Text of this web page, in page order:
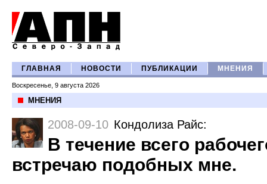
ГЛАВНАЯ НОВОСТИ ПУБЛИКАЦИИ МНЕНИЯ
Воскресенье, 9 августа 2026
МНЕНИЯ
2008-09-10 Кондолиза Райс:
В течение всего
встречаю подобных мне.